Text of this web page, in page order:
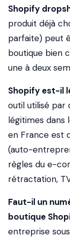
Shopify
produit déjà
parfaite) peut
boutique bien
une à deux
Shopify est-il
outil utilisé par
légitimes dans
en France est
(auto-
règles du e-
rétractation,
Faut-il un
boutique
entreprise